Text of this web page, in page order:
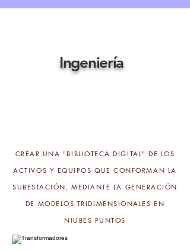
Ingeniería
CREAR UNA "BIBLIOTECA DIGITAL" DE LOS
ACTIVOS Y EQUIPOS QUE CONFORMAN LA
SUBESTACIÓN, MEDIANTE LA GENERACIÓN
DE MODELOS TRIDIMENSIONALES EN
NIUBES PUNTOS